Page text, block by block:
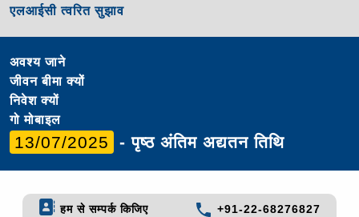
एलआईसी त्वरित सुझाव
अवश्य जाने
जीवन बीमा क्यों
निवेश क्यों
गो मोबाइल
13/07/2025 - पृष्ठ अंतिम अद्यतन तिथि
हम से सम्पर्क किजिए
+91-22-68276827